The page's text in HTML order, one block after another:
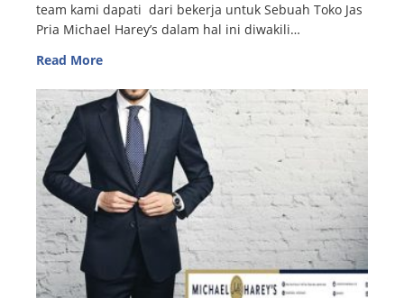
team kami dapati dari bekerja untuk Sebuah Toko Jas
Pria Michael Harey’s dalam hal ini diwakili…
Read More